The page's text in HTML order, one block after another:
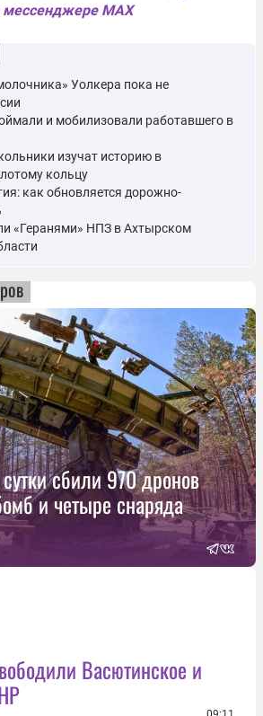
мессенджере MAX
Уолкера пока не
и мобилизовали работавшего в
изучат историю в
кольцу
как обновляется дорожно-
«Геранями» НПЗ в Ахтырском
сбили 970 дронов
и четыре снаряда
Васютинское и